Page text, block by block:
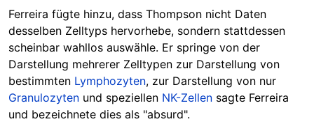
Ferreira fügte hinzu, dass Thompson nicht Daten
desselben Zelltyps hervorhebe, sondern stattdessen
scheinbar wahllos auswähle. Er springe von der
Darstellung mehrerer Zelltypen zur Darstellung von
bestimmten Lymphozyten, zur Darstellung von nur
Granulozyten und speziellen NK-Zellen sagte Ferreira
und bezeichnete dies als "absurd".